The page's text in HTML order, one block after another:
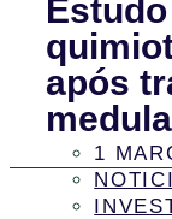
após
1